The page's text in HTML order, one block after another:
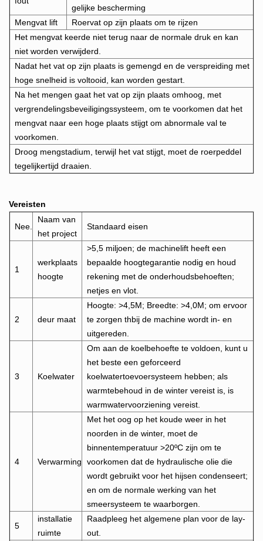
gelijke bescherming
Mengvat lift
Roervat op zijn plaats om te rijzen
Het mengvat keerde niet terug naar de normale druk en kan
niet worden verwijderd.
Nadat het vat op zijn plaats is gemengd en de verspreiding met
hoge snelheid is voltooid, kan worden gestart.
Na het mengen gaat het vat op zijn plaats omhoog, met
vergrendelingsbeveiligingssysteem, om te voorkomen dat het
mengvat naar een hoge plaats stijgt om abnormale val te
voorkomen.
Droog mengstadium, terwijl het vat stijgt, moet de roerpeddel
tegelijkertijd draaien.
Vereisten
Nee.
Naam van
het project
Standaard eisen
1
werkplaats
hoogte
>5,5 miljoen; de machinelift heeft een
bepaalde hoogtegarantie nodig en houd
rekening met de onderhoudsbehoeften;
netjes en vlot.
2 deur maat
Hoogte: >4,5M; Breedte: >4,0M; om ervoor
te zorgen thbij de machine wordt in- en
uitgereden.
3 Koelwater
Om aan de koelbehoefte te voldoen, kunt u
het beste een geforceerd
koelwatertoevoersysteem hebben; als
warmtebehoud in de winter vereist is, is
warmwatervoorziening vereist.
4 Verwarming
Met het oog op het koude weer in het
noorden in de winter, moet de
binnentemperatuur >20ºC zijn om te
voorkomen dat de hydraulische olie die
wordt gebruikt voor het hijsen condenseert;
en om de normale werking van het
smeersysteem te waarborgen.
5
installatie
ruimte
Raadpleeg het algemene plan voor de lay-
out.